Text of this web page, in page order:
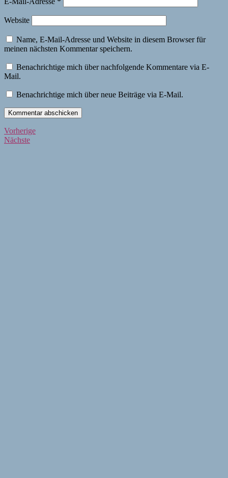
Website
Name, E-Mail-Adresse und Website in diesem Browser für
meinen nächsten Kommentar speichern.
Benachrichtige mich über nachfolgende Kommentare via E-
Mail.
Benachrichtige mich über neue Beiträge via E-Mail.
Beitragsnavigation
VorherigeVorherige
NächsteNächste